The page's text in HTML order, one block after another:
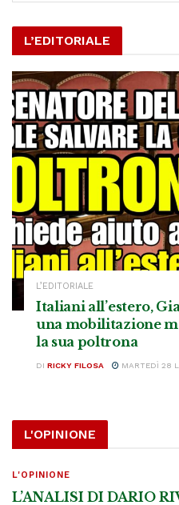
L’EDITORIALE
L’EDITORIALE
Italiani all’estero,
una mobilitazione
la sua poltrona
DI RICKY FILOSA MARTEDÌ 28
L'OPINIONE
L'OPINIONE
L’ANALISI DI DARIO